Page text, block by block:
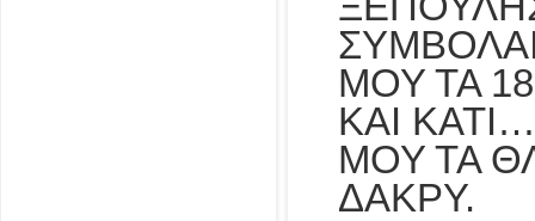
ΜΟΥ ΤΑ 18
ΚΑΙ
ΜΟΥ ΤΑ
ΔΑΚΡΥ.